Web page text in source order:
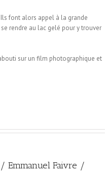
font alors appel à la grande
rendre au lac gelé pour y trouver
sur un film photographique et
/ Emmanuel Faivre /